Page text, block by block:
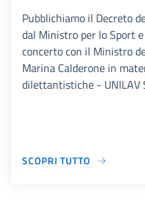
Pubblichiamo il Decreto
dal Ministro per lo Sport
concerto con il Ministro
Marina Calderone in
dilettantistiche - UNILAV
SCOPRI TUTTO